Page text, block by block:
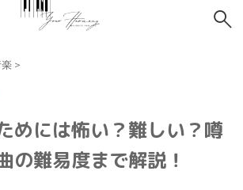
>
めには怖い？難しい？噂
の難易度まで解説！